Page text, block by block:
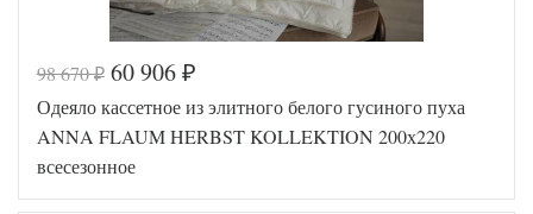
Код товара
Артикул
GG-972973202
2
Ширина х
Длина
Легкое,
98 670₽ 60 906 ₽
Одеяло кассетное из элитного белого гусиного пуха
ANNA FLAUM HERBST KOLLEKTION 200х220
всесезонное